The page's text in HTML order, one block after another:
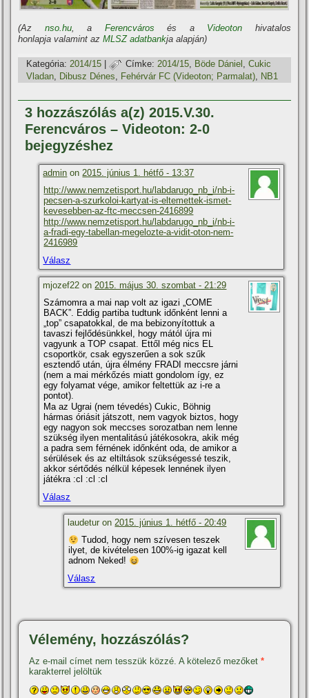
(Az nso.hu, a Ferencváros és a Videoton hivatalos
honlapja valamint azMLSZ adatbankja alapján)
Kategória: 2014/15 | Címke: 2014/15, Böde Dániel ,Cukic
Vladan
Dibusz Dénes Fehérvár FC (Videoton; Parmalat) NB1
3 hozzászólás a(z) 2015.V.30.
Ferencváros – Videoton: 2-0
bejegyzéshez
admin on 2015. június 1. hétfő - 13:37
http://www.nemzetisport.hu/labdarugo_nb_i/nb-i-
pecsen-a-szurkoloi-kartyat-is-eltemettek-ismet-
kevesebben-az-ftc-meccsen-2416899
http://www.nemzetisport.hu/labdarugo_nb_i/nb-i-
a-fradi-egy-tabellan-megelozte-a-vidit-oton-nem-
2416989
Válasz
mjozef22 on 2015. május 30. szombat - 21:29
Számomra a mai nap volt az igazi „COME
BACK”. Eddig partiba tudtunk időnként lenni a
„top” csapatokkal, de ma bebizonyí­tottuk a
tavaszi fejlődésünkkel, hogy mától újra mi
vagyunk a TOP csapat. Ettől még nics EL
csoportkör, csak egyszerűen a sok szűk
esztendő után, újra élmény FRADI meccsre járni
(nem a mai mérkőzés miatt gondolom í­gy, ez
egy folyamat vége, amikor feltettük az i-re a
pontot).
Ma az Ugrai (nem tévedés) Cukic, Böhnig
hármas óriásit játszott, nem vagyok biztos, hogy
egy nagyon sok meccses sorozatban nem lenne
szükség ilyen mentalitású játékosokra, akik még
a padra sem férnének időnként oda, de amikor a
sérülések és az eltiltások szükségessé teszik,
akkor sértődés nélkül képesek lennének ilyen
játékra :cl :cl :cl
Válasz
laudetur on2015. június 1. hétfő - 20:49
Tudod, hogy nem szí­vesen teszek
ilyet, de kivételesen 100%-ig igazat kell
adnom Neked!
Válasz
Vélemény, hozzászólás?
Az e-mail címet nem tesszük közzé. A kötelező mezőket*
karakterrel jelöltük